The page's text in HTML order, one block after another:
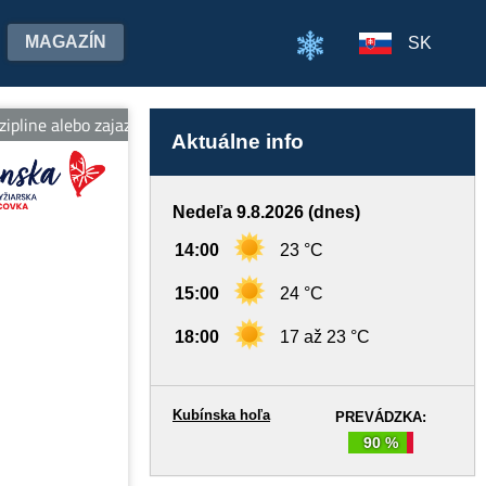
MAGAZÍN SK
alebo zajazdiť si v novootvorenom BIKEPARKu.
Aktuálne info
Nedeľa 9.8.2026 (dnes)
14:00 23 °C
15:00 24 °C
18:00 17 až 23 °C
PREVÁDZKA:
90 %
Kubínska hoľa